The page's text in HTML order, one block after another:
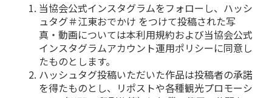
当協会公式インスタグラムをフォローし、ハッシ
ュタグ＃江東おでかけ をつけて投稿された写
真・動画については本利用規約および当協会公式
インスタグラムアカウント運用ポリシーに同意し
たものとします。
ハッシュタグ投稿いただいた作品は投稿者の承諾
を得たものとし、リポストや各種観光プロモーシ